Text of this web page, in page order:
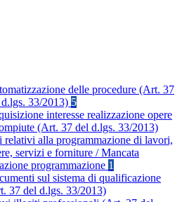
delle procedure (Art. 37
33/2013) 5
interesse realizzazione opere
(Art. 37 del d.lgs. 33/2013)
relativi alla programmazione di lavori,
servizi e forniture / Mancata
programmazione 1
sul sistema di qualificazione
37 del d.lgs. 33/2013)